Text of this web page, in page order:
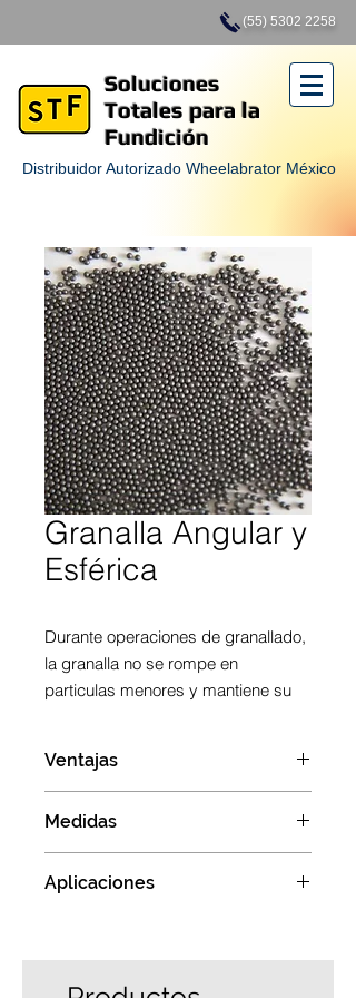
(55) 5302 2258
Distribuidor Autorizado Wheelabrator México
Soluciones
Totales para la
Fundición
Granalla Angular y
Esférica
Durante operaciones de granallado,
la granalla no se rompe en
particulas menores y mantiene su
Ventajas
 Rendimiento superior al
20% contra granallas alto
carbono
 Menor desgaste de maquinaria
impactos en las piezas
 Partículas libres de defectos
Medidas
Aplicaciones